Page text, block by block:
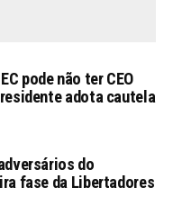
pode não ter CEO
adota cautela
do
fase da Libertadores